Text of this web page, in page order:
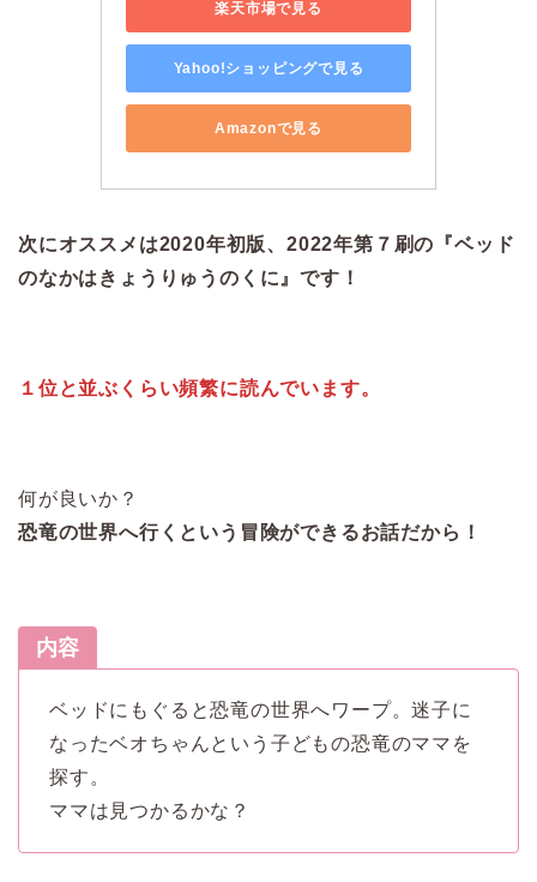
楽天市場で見る
Yahoo!ショッピングで見る
Amazonで見る
次にオススメは2020年初版、2022年第７刷の『ベッド
のなかはきょうりゅうのくに』です！
１位と並ぶくらい頻繁に読んでいます。
何が良いか？
恐竜の世界へ行くという冒険ができるお話だから！
内容
ベッドにもぐると恐竜の世界へワープ。迷子に
なったベオちゃんという子どもの恐竜のママを
探す。
ママは見つかるかな？